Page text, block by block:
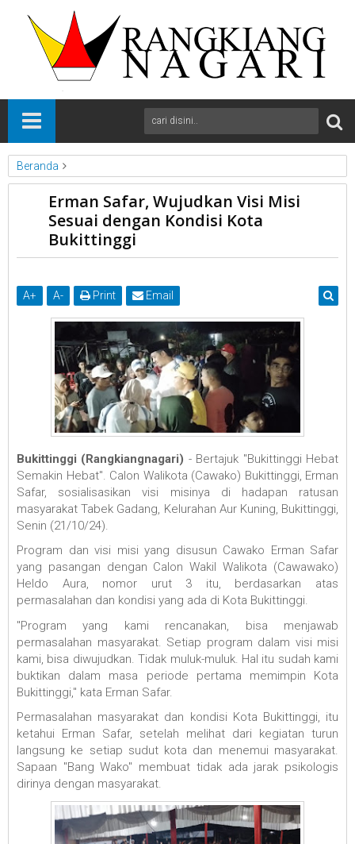
Beranda
Bukittinggi
News
Sumbar
Erman Safar, Wujudkan Visi Misi Sesuai dengan Kondisi Kota
Bukittinggi
Erman Safar, Wujudkan Visi Misi
Sesuai dengan Kondisi Kota
Bukittinggi
A+ A- Print Email
Bukittinggi (Rangkiangnagari) - Bertajuk "Bukittinggi Hebat
Semakin Hebat". Calon Walikota (Cawako) Bukittinggi, Erman
Safar, sosialisasikan visi misinya di hadapan ratusan
masyarakat Tabek Gadang, Kelurahan Aur Kuning, Bukittinggi,
Senin (21/10/24).
Program dan visi misi yang disusun Cawako Erman Safar
yang pasangan dengan Calon Wakil Walikota (Cawawako)
Heldo Aura, nomor urut 3 itu, berdasarkan atas
permasalahan dan kondisi yang ada di Kota Bukittinggi.
"Program yang kami rencanakan, bisa menjawab
permasalahan masyarakat. Setiap program dalam visi misi
kami, bisa diwujudkan. Tidak muluk-muluk. Hal itu sudah kami
buktikan dalam masa periode pertama memimpin Kota
Bukittinggi," kata Erman Safar.
Permasalahan masyarakat dan kondisi Kota Bukittinggi, itu
ketahui Erman Safar, setelah melihat dari kegiatan turun
langsung ke setiap sudut kota dan menemui masyarakat.
Sapaan "Bang Wako" membuat tidak ada jarak psikologis
dirinya dengan masyarakat.